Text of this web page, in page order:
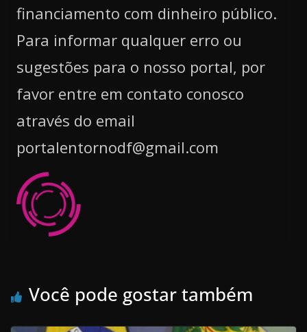
financiamento com dinheiro público.
Para informar qualquer erro ou
sugestões para o nosso portal, por
favor entre em contato conosco
através do email
portalentornodf@gmail.com
Você pode gostar também